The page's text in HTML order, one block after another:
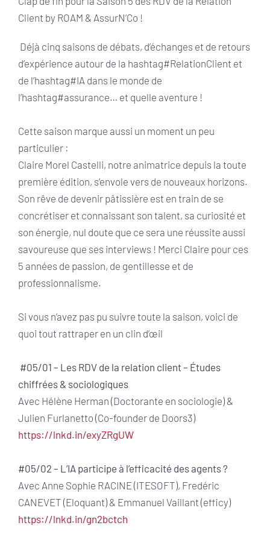
Client by ROAM & AssurN’Co !
Déjà cinq saisons de débats, d’échanges et de retours
d’expérience autour de la hashtag#RelationClient et
de l’hashtag#IA dans le monde de
l’hashtag#assurance… et quelle aventure !
Cette saison marque aussi un moment un peu
particulier :
Claire Morel Castelli, notre animatrice depuis la toute
première édition, s’envole vers de nouveaux horizons.
Son rêve de devenir pâtissière est en train de se
concrétiser et connaissant son talent, sa curiosité et
son énergie, nul doute que ce sera une réussite aussi
savoureuse que ses interviews ! Merci Claire pour ces
5 années de passion, de gentillesse et de
professionnalisme.
Si vous n’avez pas pu suivre toute la saison, voici de
quoi tout rattraper en un clin d’œil
#05/01 – Les RDV de la relation client – Études
chiffrées & sociologiques
Avec Hélène Herman (Doctorante en sociologie) &
Julien Furlanetto (Co-founder de Doors3)
https://lnkd.in/exyZRgUW
#05/02 – L’IA participe à l’efficacité des agents ?
Avec Anne Sophie RACINE (ITESOFT), Fredéric
CANEVET (Eloquant) & Emmanuel Vaillant (efficy)
https://lnkd.in/gn2bctch